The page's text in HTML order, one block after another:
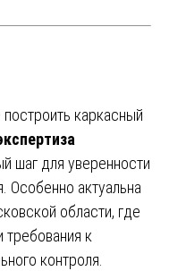
каркасный
шаг для уверенности
Особенно актуальна
области, где
к
контроля.